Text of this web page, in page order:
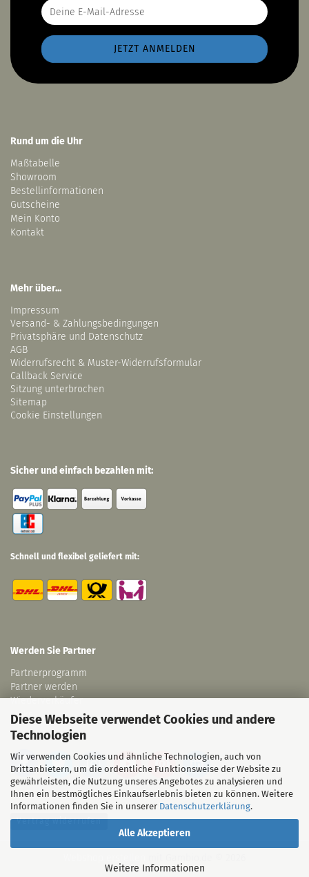
Diese Webseite verwendet Cookies und andere
Technologien
Wir verwenden Cookies und ähnliche Technologien, auch von
Drittanbietern, um die ordentliche Funktionsweise der Website zu
gewährleisten, die Nutzung unseres Angebotes zu analysieren und
Ihnen ein bestmögliches Einkaufserlebnis bieten zu können. Weitere
Informationen finden Sie in unserer Datenschutzerklärung.
Alle Akzeptieren
Weitere Informationen
Rund um die Uhr
Maßtabelle
Showroom
Bestellinformationen
Gutscheine
Mein Konto
Kontakt
Mehr über...
Impressum
Versand- & Zahlungsbedingungen
Privatsphäre und Datenschutz
AGB
Widerrufsrecht & Muster-Widerrufsformular
Callback Service
Sitzung unterbrochen
Sitemap
Cookie Einstellungen
Sicher und einfach bezahlen mit:
Schnell und flexibel geliefert mit:
Werden Sie Partner
Partnerprogramm
Partner werden
Wiederverkäufer
Links
Vertrag widerrufen